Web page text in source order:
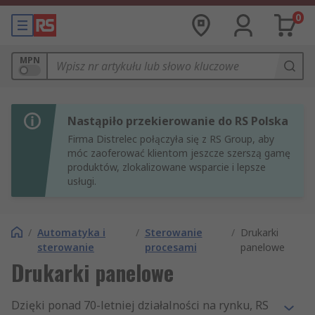
0
MPN
Nastąpiło przekierowanie do RS Polska
Firma Distrelec połączyła się z RS Group, aby
móc zaoferować klientom jeszcze szerszą gamę
produktów, zlokalizowane wsparcie i lepsze
usługi.
/ Automatyka i
sterowanie
/ Sterowanie
procesami
/ Drukarki
panelowe
Drukarki panelowe
Dzięki ponad 70-letniej działalności na rynku, RS